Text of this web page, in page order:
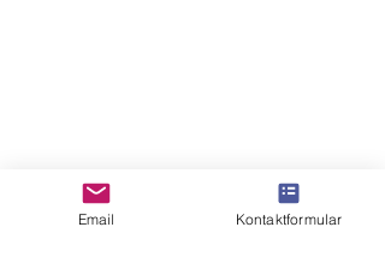
Email Kontaktformular